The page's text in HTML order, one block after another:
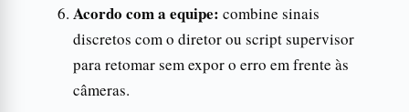
Acordo com a equipe: combine sinais
discretos com o diretor ou script supervisor
para retomar sem expor o erro em frente às
câmeras.